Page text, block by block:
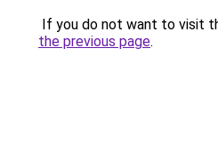
If you do not want to visit
the previous page.